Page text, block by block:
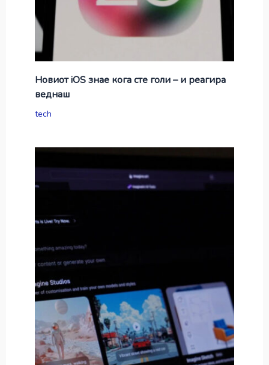
Новиот iOS знае кога сте голи – и реагира
веднаш
tech